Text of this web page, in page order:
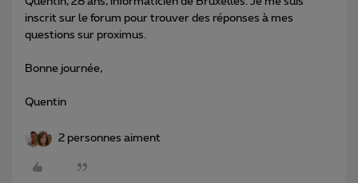
inscrit sur le forum pour trouver des réponses à mes
questions sur proximus.
Bonne journée,
Quentin
2 personnes aiment